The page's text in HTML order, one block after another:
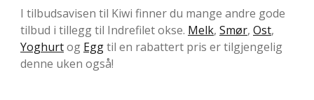
I tilbudsavisen til Kiwi finner du mange andre gode
tilbud i tillegg til Indrefilet okse. Melk, Smør, Ost,
Yoghurtog Eggtil en rabattert pris er tilgjengelig
denne uken også!